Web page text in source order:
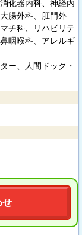
化器内科、神経内
腸外科、肛門外
チ科、リハビリテ
咽喉科、アレルギ
ー、人間ドック・
せ